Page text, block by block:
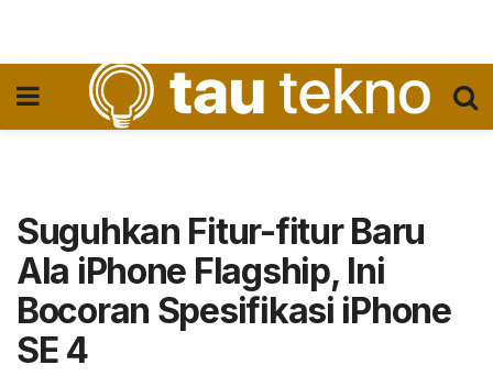
Suguhkan Fitur-fitur Baru
Ala iPhone Flagship, Ini
Bocoran Spesifikasi iPhone
SE 4